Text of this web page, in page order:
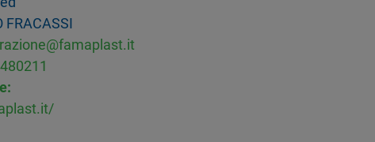
FRACASSI